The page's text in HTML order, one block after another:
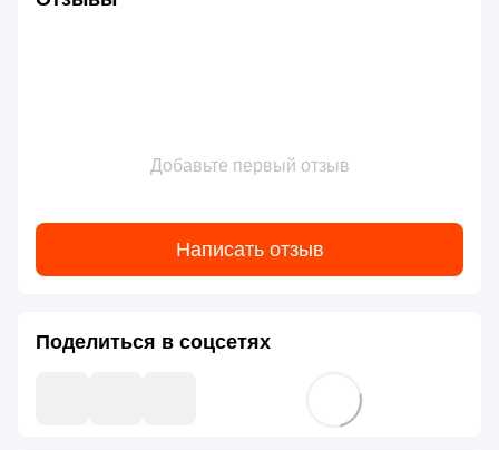
Добавьте первый отзыв
Написать отзыв
Поделиться в соцсетях